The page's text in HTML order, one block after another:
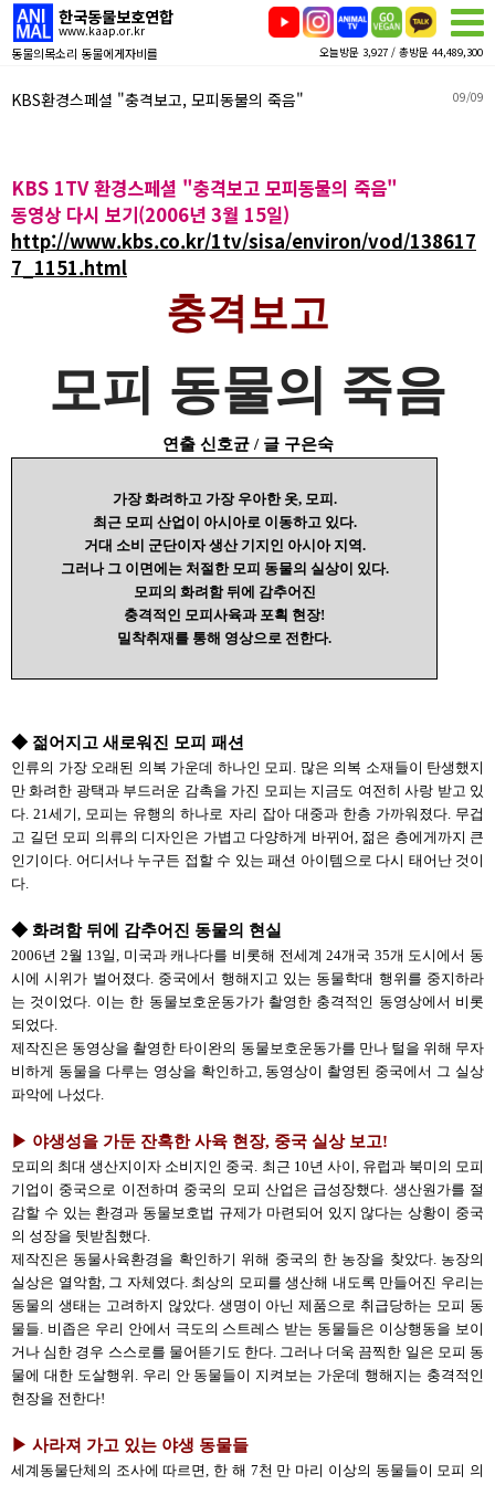
한국동물보호연합
www.kaap.or.kr
동물의목소리 동물에게자비를 오늘방문 3,927 / 총방문 44,489,300
KBS환경스페셜 "충격보고, 모피동물의 죽음" 09/09
KBS 1TV 환경스페셜 "충격보고 모피동물의 죽음"
동영상 다시 보기(2006년 3월 15일)
http://www.kbs.co.kr/1tv/sisa/environ/vod/138617
7_1151.html
충격보고
모피 동물의 죽음
연출 신호균 / 글 구은숙
가장 화려하고 가장 우아한 옷, 모피.
최근 모피 산업이 아시아로 이동하고 있다.
거대 소비 군단이자 생산 기지인 아시아 지역.
그러나 그 이면에는 처절한 모피 동물의 실상이 있다.
모피의 화려함 뒤에 감추어진
충격적인 모피사육과 포획 현장!
밀착취재를 통해 영상으로 전한다.
◆ 젊어지고 새로워진 모피 패션
인류의 가장 오래된 의복 가운데 하나인 모피. 많은 의복 소재들이 탄생했지
만 화려한 광택과 부드러운 감촉을 가진 모피는 지금도 여전히 사랑 받고 있
다. 21세기, 모피는 유행의 하나로 자리 잡아 대중과 한층 가까워졌다. 무겁
고 길던 모피 의류의 디자인은 가볍고 다양하게 바뀌어, 젊은 층에게까지 큰
인기이다. 어디서나 누구든 접할 수 있는 패션 아이템으로 다시 태어난 것이
다.
◆ 화려함 뒤에 감추어진 동물의 현실
2006년 2월 13일, 미국과 캐나다를 비롯해 전세계 24개국 35개 도시에서 동
시에 시위가 벌어졌다. 중국에서 행해지고 있는 동물학대 행위를 중지하라
는 것이었다. 이는 한 동물보호운동가가 촬영한 충격적인 동영상에서 비롯
되었다.
제작진은 동영상을 촬영한 타이완의 동물보호운동가를 만나 털을 위해 무자
비하게 동물을 다루는 영상을 확인하고, 동영상이 촬영된 중국에서 그 실상
파악에 나섰다.
▶ 야생성을 가둔 잔혹한 사육 현장, 중국 실상 보고!
모피의 최대 생산지이자 소비지인 중국. 최근 10년 사이, 유럽과 북미의 모피
기업이 중국으로 이전하며 중국의 모피 산업은 급성장했다. 생산원가를 절
감할 수 있는 환경과 동물보호법 규제가 마련되어 있지 않다는 상황이 중국
의 성장을 뒷받침했다.
제작진은 동물사육환경을 확인하기 위해 중국의 한 농장을 찾았다. 농장의
실상은 열악함, 그 자체였다. 최상의 모피를 생산해 내도록 만들어진 우리는
동물의 생태는 고려하지 않았다. 생명이 아닌 제품으로 취급당하는 모피 동
물들. 비좁은 우리 안에서 극도의 스트레스 받는 동물들은 이상행동을 보이
거나 심한 경우 스스로를 물어뜯기도 한다. 그러나 더욱 끔찍한 일은 모피 동
물에 대한 도살행위. 우리 안 동물들이 지켜보는 가운데 행해지는 충격적인
현장을 전한다!
▶ 사라져 가고 있는 야생 동물들
세계동물단체의 조사에 따르면, 한 해 7천 만 마리 이상의 동물들이 모피 의